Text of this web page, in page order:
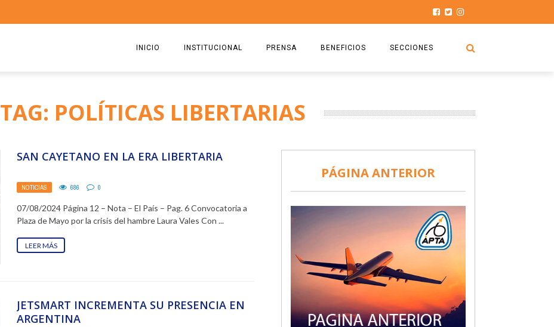
INICIO INSTITUCIONAL
ESTATUTO
PRENSA
2025
BENEFICIOS
COMISIÓN
DOCUMENTOS
SEGURO DE SEPELIOS
SECCIONES
HISTORIAS DE LUCHA
TURISMO Y RECREACIÓN
TAG: POLÍTICAS LIBERTARIAS
SAN CAYETANO EN LA ERA LIBERTARIA
NOTICIAS 686 0
07/08/2024 Página 12 – Nota – El País – Pag. 6 Convocatoria a
Plaza de Mayo por la crisis del hambre Laura Vales Con ...
LEER MÁS
JETSMART INCREMENTA SU PRESENCIA EN
ARGENTINA
PÁGINA ANTERIOR